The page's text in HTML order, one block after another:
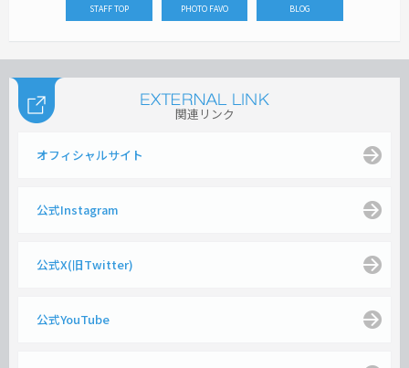
STAFF TOP PHOTO FAVO BLOG
関連リンク
オフィシャルサイト
公式Instagram
公式X(旧Twitter)
公式YouTube